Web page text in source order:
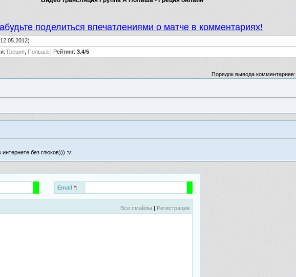
поделиться впечатлениями о матче в комментариях!
: Греция, Польша Рейтинг: 3.4/5
Порядок вывода комментариев:
без глюков))) :v:
Email *:
Все смайлы Регистрация